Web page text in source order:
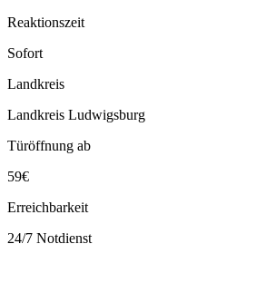
Reaktionszeit
Sofort
Landkreis
Landkreis Ludwigsburg
Türöffnung ab
59€
Erreichbarkeit
24/7 Notdienst